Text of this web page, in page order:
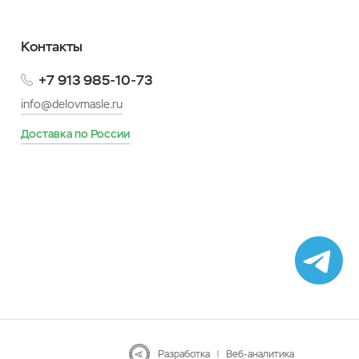
Контакты
+7 913 985-10-73
info@delovmasle.ru
Доставка по России
Разработка | Веб-аналитика